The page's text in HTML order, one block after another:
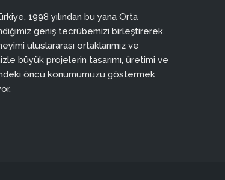
1998 yılından bu yana Orta
geniş tecrübemizi birleştirerek,
uluslararası ortaklarımız ve
büyük projelerin tasarımı, üretimi ve
öncü konumumuzu göstermek